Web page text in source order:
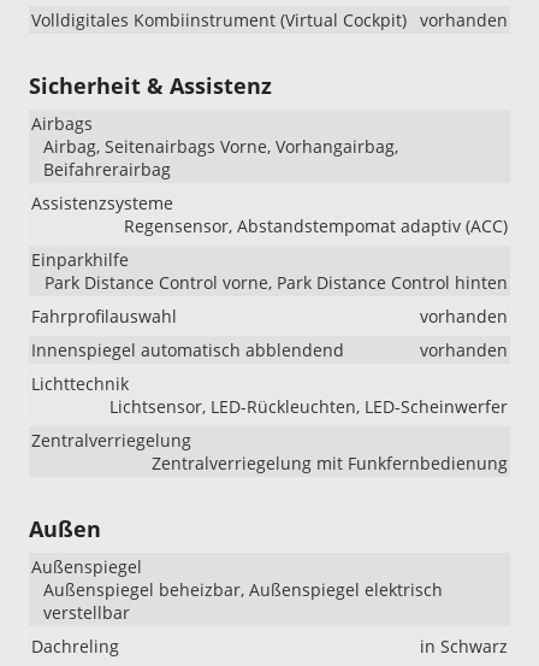
Volldigitales Kombiinstrument (Virtual Cockpit) vorhanden
Sicherheit & Assistenz
Airbags
Airbag, Seitenairbags Vorne, Vorhangairbag,
Beifahrerairbag
Assistenzsysteme
Regensensor, Abstandstempomat adaptiv (ACC)
Einparkhilfe
Park Distance Control vorne, Park Distance Control hinten
Fahrprofilauswahl
vorhanden
Innenspiegel automatisch abblendend
vorhanden
Lichttechnik
Lichtsensor, LED-Rückleuchten, LED-Scheinwerfer
Zentralverriegelung
Zentralverriegelung mit Funkfernbedienung
Außen
Außenspiegel
Außenspiegel beheizbar, Außenspiegel elektrisch
verstellbar
Dachreling
in Schwarz